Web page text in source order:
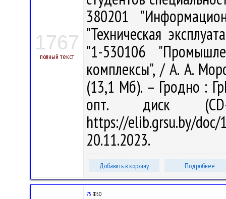
1767
полный текст
380201
"Техническая
"1-530106
комплексы", / А. А.
(13,1 Мб). – Гродно :
опт. диск
https://elib.grsu.by/
20.11.2023.
Добавить в корзину Подробнее
75 Ф50